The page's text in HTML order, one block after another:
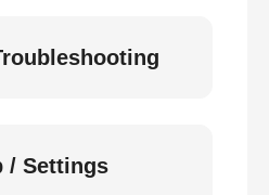
/ Settings